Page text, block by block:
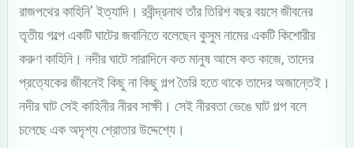
রাজপথের কাহিনি’ ইত্যাদি। রবীন্দ্রনাথ তাঁর তিরিশ বছর বয়সে জীবনের
তৃতীয় গল্পে একটি ঘাটের জবানিতে বলেছেন কুসুম নামের একটি কিশোরীর
করুণ কাহিনি। নদীর ঘাটে সারাদিনে কত মানুষ আসে কত কাজে, তাদের
প্রত্যেকের জীবনেই কিছু না কিছু গল্প তৈরি হতে থাকে তাদের অজান্তেই।
নদীর ঘাট সেই কাহিনীর নীরব সাক্ষী। সেই নীরবতা ভেঙে ঘাট গল্প বলে
চলেছে এক অদৃশ্য শ্রোতার উদ্দেশ্যে।